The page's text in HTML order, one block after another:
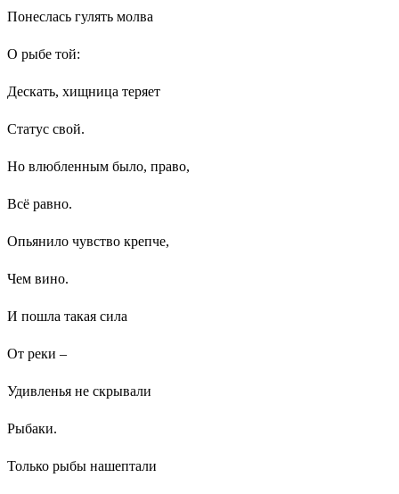
Понеслась гулять молва
О рыбе той:
Дескать, хищница теряет
Статус свой.
Но влюбленным было, право,
Всё равно.
Опьянило чувство крепче,
Чем вино.
И пошла такая сила
От реки –
Удивленья не скрывали
Рыбаки.
Только рыбы нашептали